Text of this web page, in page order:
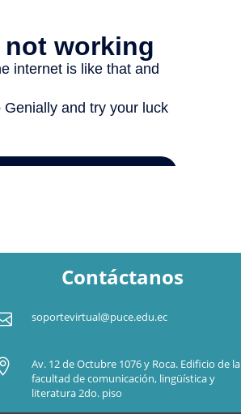
Contáctanos
soportevirtual@puce.edu.ec
Av. 12 de Octubre 1076 y Roca. Edificio de la
facultad de comunicación, lingüística y
literatura 2do. piso